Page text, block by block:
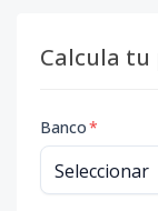
Calcula
Banco*